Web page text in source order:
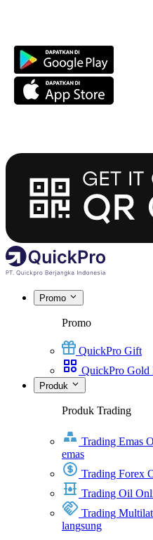
Promo
Promo
QuickPro Gift
QuickPro Gold
Produk
Produk Trading
Trading Emas
emas
Trading Forex
Trading Oil
Trading
langsung